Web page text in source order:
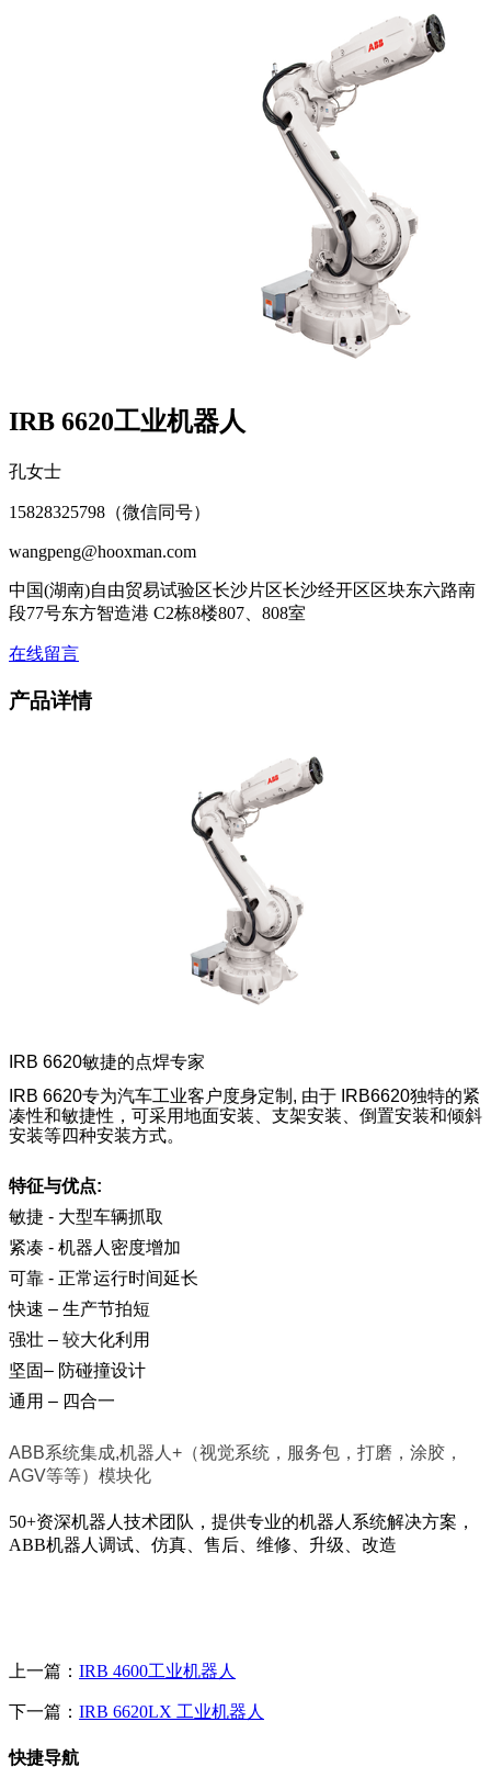
IRB 6620工业机器人
孔女士
15828325798（微信同号）
wangpeng@hooxman.com
中国(湖南)自由贸易试验区长沙片区长沙经开区区块东六路南
段77号东方智造港 C2栋8楼807、808室
在线留言
产品详情
IRB 6620敏捷的点焊专家
IRB 6620专为汽车工业客户度身定制, 由于 IRB6620独特的紧
凑性和敏捷性，可采用地面安装、支架安装、倒置安装和倾斜
安装等四种安装方式。
特征与优点:
敏捷 - 大型车辆抓取
紧凑 - 机器人密度增加
可靠 - 正常运行时间延长
快速 – 生产节拍短
强壮 – 较大化利用
坚固– 防碰撞设计
通用 – 四合一
ABB系统集成,机器人+（视觉系统，服务包，打磨，涂胶，
AGV等等）模块化
50+资深机器人技术团队， 提供专业的机器人系统解决方案，
ABB机器人调试、仿真、售后、维修、升级、改造
上一篇： IRB 4600工业机器人
下一篇： IRB 6620LX 工业机器人
快捷导航